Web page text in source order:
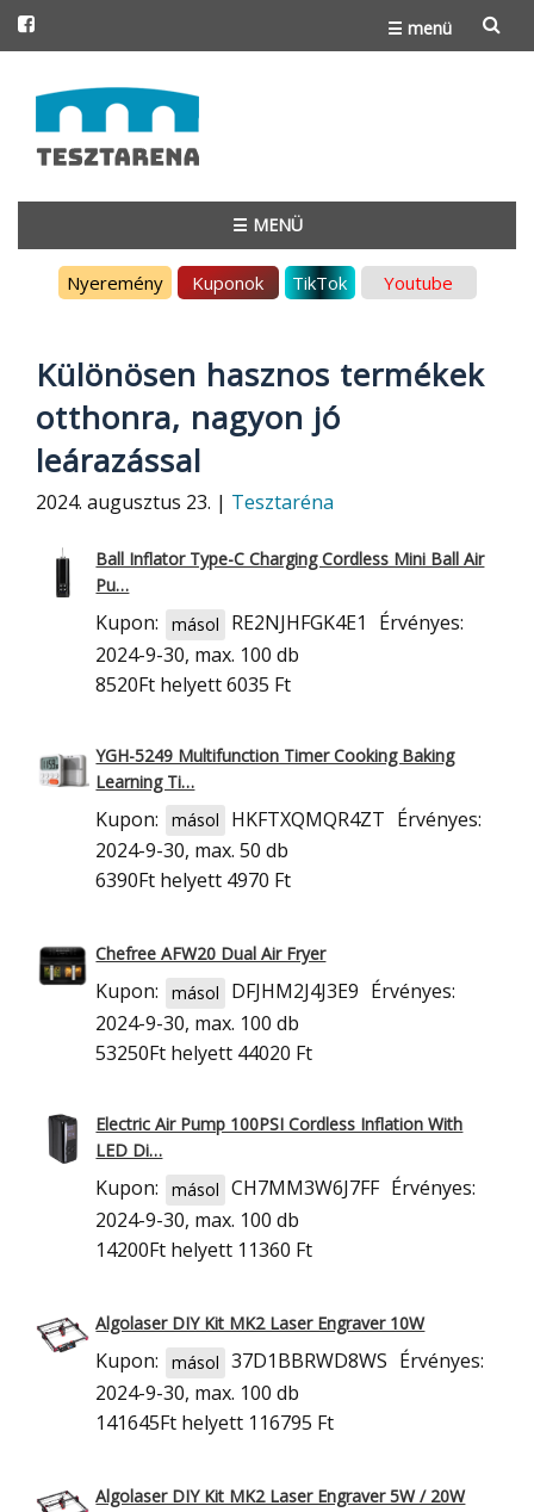
☰ menü
to
content
☰ MENÜ
Nyeremény Kuponok TikTok Youtube
Különösen hasznos termékek
otthonra, nagyon jó
leárazással
2024. augusztus 23. | Tesztaréna
Ball Inflator Type-C Charging Cordless Mini Ball Air
Pu…
Kupon: másol RE2NJHFGK4E1
Érvényes:
2024-9-30, max. 100 db
8520Ft helyett 6035 Ft
YGH-5249 Multifunction Timer Cooking Baking
Learning Ti…
Kupon: másol HKFTXQMQR4ZT Érvényes:
2024-9-30, max. 50 db
6390Ft helyett 4970 Ft
Chefree AFW20 Dual Air Fryer
Kupon: másol DFJHM2J4J3E9 Érvényes:
2024-9-30, max. 100 db
53250Ft helyett 44020 Ft
Electric Air Pump 100PSI Cordless Inflation With
LED Di…
Kupon: másol CH7MM3W6J7FF Érvényes:
2024-9-30, max. 100 db
14200Ft helyett 11360 Ft
Algolaser DIY Kit MK2 Laser Engraver 10W
Kupon: másol 37D1BBRWD8WS Érvényes:
2024-9-30, max. 100 db
141645Ft helyett 116795 Ft
Algolaser DIY Kit MK2 Laser Engraver 5W / 20W